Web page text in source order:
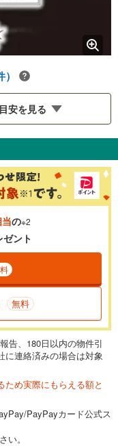
安を見る
％
す。多くの金融機関
います。
万円
3,150万円
を入力してくださ
安です。
万円
の※2
ゼント
無料
告、180日以内の物件引
に連絡済みの場合は対象
ため実際にもらえる額と
PayPayカード公式ス
い。